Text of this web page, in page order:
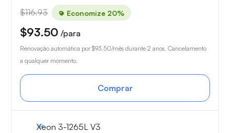
$116.93 Economize 20%
$93.50 /para
Renovação automática por $93.50/mês durante 2 anos. Cancelamento
a qualquer momento.
Comprar
Xeon 3-1265L V3